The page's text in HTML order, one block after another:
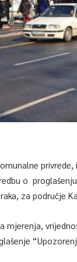
o
za područje
mjerenja,